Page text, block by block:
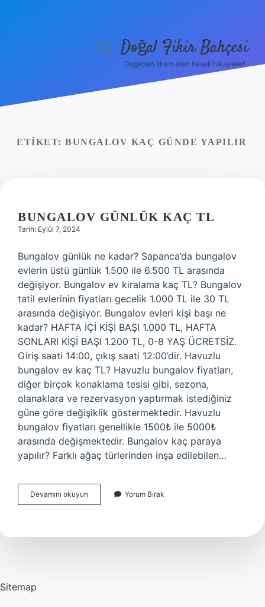
Yasal Uyarı
menüyüDoğal Fikir Bahçesi
Doğadan ilham alan neşeli hikayeler!
ETIKET: BUNGALOV KAÇ GÜNDE YAPILIR
BUNGALOV GÜNLÜK KAÇ TL
Tarih: Eylül 7, 2024
Bungalov günlük ne kadar? Sapanca’da bungalov
evlerin üstü günlük 1.500 ile 6.500 TL arasında
değişiyor. Bungalov ev kiralama kaç TL? Bungalov
tatil evlerinin fiyatları gecelik 1.000 TL ile 30 TL
arasında değişiyor. Bungalov evleri kişi başı ne
kadar? HAFTA İÇİ KİŞİ BAŞI 1.000 TL, HAFTA
SONLARI KİŞİ BAŞI 1.200 TL, 0-8 YAŞ ÜCRETSİZ.
Giriş saati 14:00, çıkış saati 12:00’dir. Havuzlu
bungalov ev kaç TL? Havuzlu bungalov fiyatları,
diğer birçok konaklama tesisi gibi, sezona,
olanaklara ve rezervasyon yaptırmak istediğiniz
güne göre değişiklik göstermektedir. Havuzlu
bungalov fiyatları genellikle 1500₺ ile 5000₺
arasında değişmektedir. Bungalov kaç paraya
yapılır? Farklı ağaç türlerinden inşa edilebilen…
Devamını okuyun Bungalov
Günlük
Yorum Bırak
Sitemap